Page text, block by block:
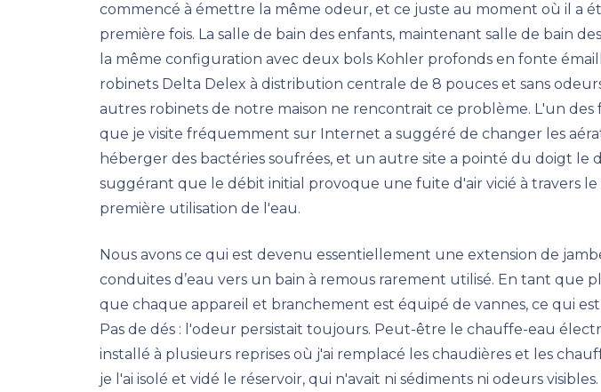
commencé à émettre la même odeur, et ce juste au moment où il a
première fois. La salle de bain des enfants, maintenant salle de bain
la même configuration avec deux bols Kohler profonds en fonte
robinets Delta Delex à distribution centrale de 8 pouces et sans
autres robinets de notre maison ne rencontrait ce problème. L'un
que je visite fréquemment sur Internet a suggéré de changer les
héberger des bactéries soufrées, et un autre site a pointé du doigt le
suggérant que le débit initial provoque une fuite d'air vicié à travers
première utilisation de l'eau.
Nous avons ce qui est devenu essentiellement une extension de
conduites d’eau vers un bain à remous rarement utilisé. En tant que
que chaque appareil et branchement est équipé de vannes, ce qui est
Pas de dés : l'odeur persistait toujours. Peut-être le chauffe-eau
installé à plusieurs reprises où j'ai remplacé les chaudières et les
je l'ai isolé et vidé le réservoir, qui n'avait ni sédiments ni odeurs